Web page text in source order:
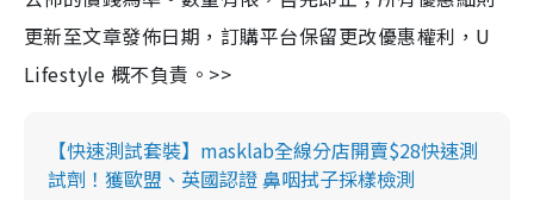
更新至文章發佈日期，訂購平台保留更改優惠權利，U
Lifestyle 概不負責。>>
【快速測試套裝】masklab全線分店開賣$28快速測
試劑！獲歐盟、英國認證 鼻咽拭子採樣檢測